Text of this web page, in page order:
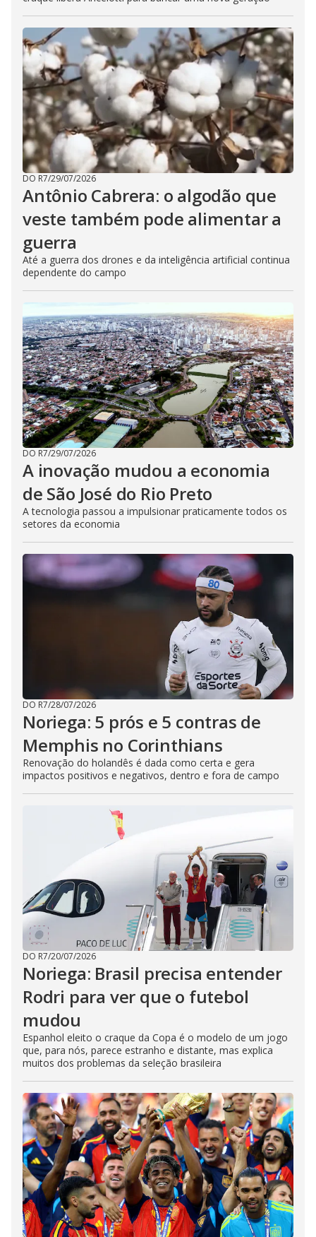
DO R7/29/07/2026
Antônio Cabrera: o algodão que
veste também pode alimentar a
guerra
Até a guerra dos drones e da inteligência artificial continua
dependente do campo
DO R7/29/07/2026
A inovação mudou a economia
de São José do Rio Preto
A tecnologia passou a impulsionar praticamente todos os
setores da economia
DO R7/28/07/2026
Noriega: 5 prós e 5 contras de
Memphis no Corinthians
Renovação do holandês é dada como certa e gera
impactos positivos e negativos, dentro e fora de campo
DO R7/20/07/2026
Noriega: Brasil precisa entender
Rodri para ver que o futebol
mudou
Espanhol eleito o craque da Copa é o modelo de um jogo
que, para nós, parece estranho e distante, mas explica
muitos dos problemas da seleção brasileira